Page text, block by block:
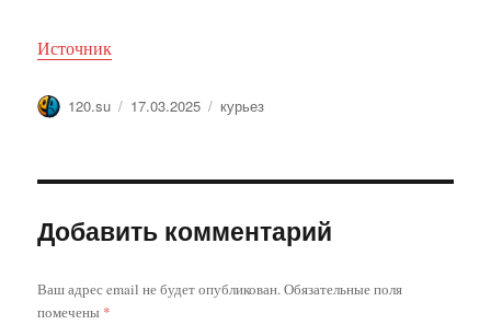
Источник
Автор
120.su Опубликовано
17.03.2025 Метки
курьез
Добавить комментарий
Ваш адрес email не будет опубликован.Обязательные поля
помечены *